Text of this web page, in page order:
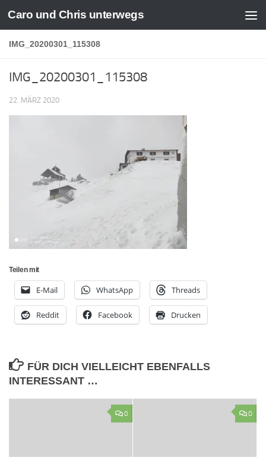
Zum Inhalt springen
Caro und Chris unterwegs
IMG_20200301_115308
IMG_20200301_115308
22. MÄRZ 2020
Teilen mit
E-Mail WhatsApp Threads
Reddit Facebook Drucken
FÜR DICH VIELLEICHT EBENFALLS
INTERESSANT …
0 0